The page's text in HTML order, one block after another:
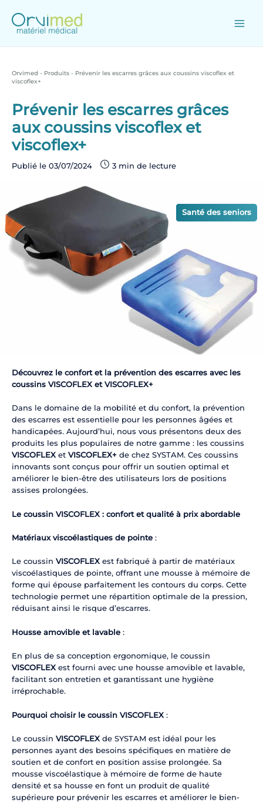
content
Orvimed - Produits- Prévenir les escarres grâces aux coussins viscoflex et
viscoflex+
Prévenir les escarres grâces
aux coussins viscoflex et
viscoflex+
Publié le 03/07/2024
Produits
Conseils
Santé des seniors
Découvrez le confort et la prévention des escarres avec les
coussins VISCOFLEX et VISCOFLEX+
Dans le domaine de la mobilité et du confort, la prévention
des escarres est essentielle pour les personnes âgées et
handicapées. Aujourd’hui, nous vous présentons deux des
produits les plus populaires de notre gamme : les coussins
VISCOFLEXet VISCOFLEX+de chez SYSTAM. Ces coussins
innovants sont conçus pour offrir un soutien optimal et
améliorer le bien-être des utilisateurs lors de positions
assises prolongées.
Le coussin VISCOFLEX : confort et qualité à prix abordable
Matériaux viscoélastiques de pointe:
Le coussin VISCOFLEXest fabriqué à partir de matériaux
viscoélastiques de pointe, offrant une mousse à mémoire de
forme qui épouse parfaitement les contours du corps. Cette
technologie permet une répartition optimale de la pression,
réduisant ainsi le risque d’escarres.
Housse amovible et lavable:
En plus de sa conception ergonomique, le coussin
VISCOFLEXest fourni avec une housse amovible et lavable,
facilitant son entretien et garantissant une hygiène
irréprochable.
Pourquoi choisir le coussin VISCOFLEX:
Le coussin VISCOFLEXde SYSTAM est idéal pour les
personnes ayant des besoins spécifiques en matière de
soutien et de confort en position assise prolongée. Sa
mousse viscoélastique à mémoire de forme de haute
densité et sa housse en font un produit de qualité
supérieure pour prévenir les escarres et améliorer le bien-